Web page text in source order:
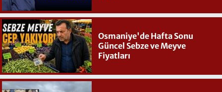
Osmaniye'de Hafta Sonu
Güncel Sebze ve Meyve
Fiyatları